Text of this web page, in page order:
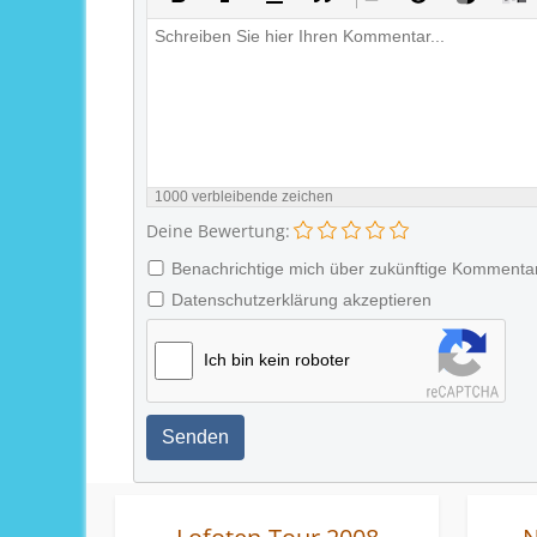
1000 verbleibende zeichen
Deine Bewertung:
Benachrichtige mich über zukünftige
Datenschutzerklärung akzeptieren
Ich bin kein roboter
Senden